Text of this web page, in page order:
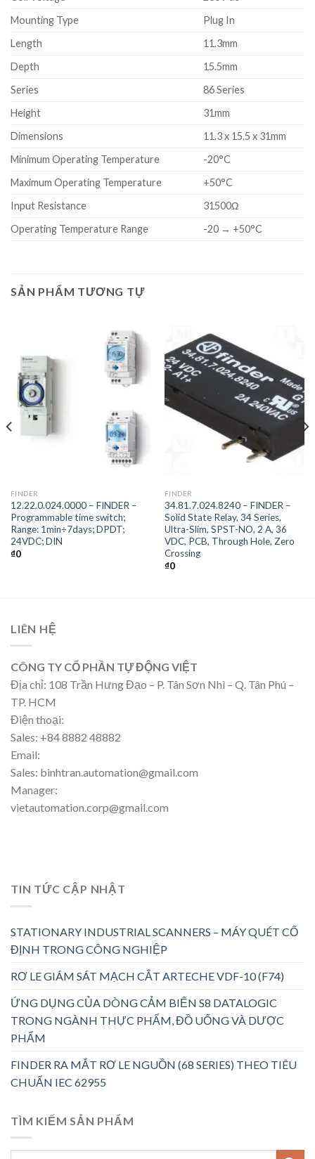
Mounting Type
Plug In
Length
11.3mm
Depth
15.5mm
Series
86 Series
Height
31mm
Dimensions
11.3 x 15.5 x 31mm
Minimum Operating Temperature
-20°C
Maximum Operating Temperature
+50°C
Input Resistance
31500Ω
Operating Temperature Range
-20 → +50°C
SẢN PHẨM TƯƠNG TỰ
FINDER
12.22.0.024.0000 – FINDER –
Programmable time switch;
Range: 1min÷7days; DPDT;
24VDC; DIN
₫0
FINDER
34.81.7.024.8240 – FINDER –
Solid State Relay, 34 Series,
Ultra-Slim, SPST-NO, 2 A, 36
VDC, PCB, Through Hole, Zero
Crossing
₫0
LIÊN HỆ
CÔNG TY CỔ PHẦN TỰ ĐỘNG VIỆT
Địa chỉ: 108 Trần Hưng Đạo – P. Tân Sơn Nhì – Q. Tân Phú –
TP. HCM
Điện thoại:
Sales: +84 8882 48882
Email:
Sales: binhtran.automation@gmail.com
Manager:
vietautomation.corp@gmail.com
TIN TỨC CẬP NHẬT
STATIONARY INDUSTRIAL SCANNERS – MÁY QUÉT CỐ
ĐỊNH TRONG CÔNG NGHIỆP
RƠ LE GIÁM SÁT MẠCH CẮT ARTECHE VDF-10 (F74)
ỨNG DỤNG CỦA DÒNG CẢM BIẾN S8 DATALOGIC
TRONG NGÀNH THỰC PHẨM, ĐỒ UỐNG VÀ DƯỢC
PHẨM
FINDER RA MẮT RƠ LE NGUỒN (68 SERIES) THEO TIÊU
CHUẨN IEC 62955
TÌM KIẾM SẢN PHẨM